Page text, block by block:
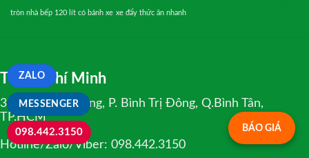
tròn nhà bếp 120 lít có bánh xe xe đẩy thức ăn nhanh
TP.Hồ Chí Minh
334 Tân Hòa Đông, P. Bình Trị Đông, Q.Bình Tân,
TP.HCM
Hotline/Zalo/Viber: 098.442.3150
BÁO GIÁ
MESSENGER
ZALO
098.442.3150